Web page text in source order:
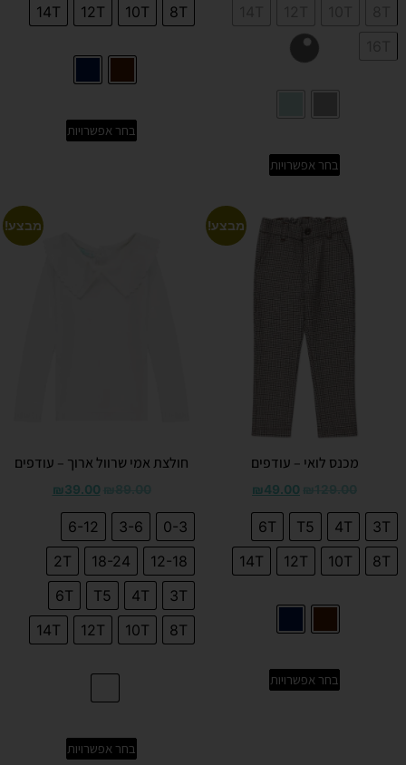
בחר אפשרויות
8T
10T
12T
14T
בחר אפשרויות
מבצע!
מכנס לואי – עודפים
₪49.00
3T
4T
T5
6T
8T
10T
12T
14T
בחר אפשרויות
מבצע!
חולצת אמי שרוול ארוך – עודפים
₪39.00
0-3
3-6
6-12
12-18
18-24
2T
3T
4T
T5
6T
8T
10T
12T
14T
בחר אפשרויות